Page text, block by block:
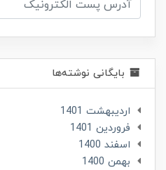
بایگانی نوشته‌ها
ارديبهشت 1401
فروردین 1401
اسفند 1400
بهمن 1400